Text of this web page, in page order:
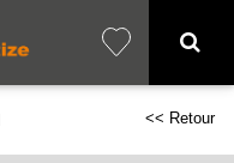
<< Retour